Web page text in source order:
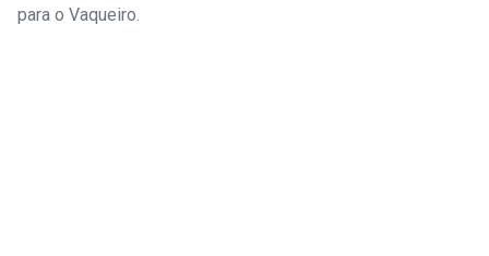
para o Vaqueiro.